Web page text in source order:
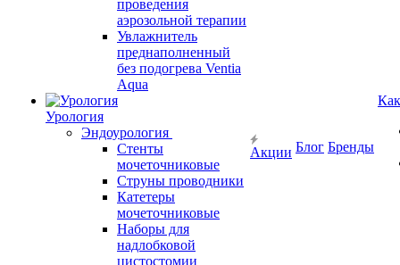
проведения
аэрозольной терапии
Увлажнитель
преднаполненный
без подогрева Ventia
Aqua
Урология
Эндоурология
Стенты
мочеточниковые
Струны проводники
Катетеры
мочеточниковые
Наборы для
надлобковой
цистостомии
Акции Блог Бренды